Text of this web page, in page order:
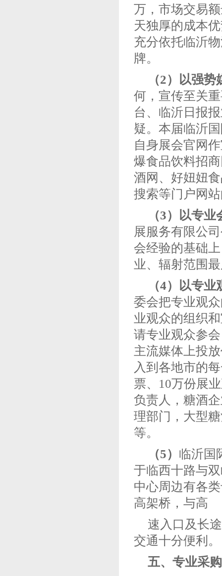
万，市场交易
天独厚的成本
充分依托临沂
牌。
（2）
以强势
何，宣传至关
台、临沂日报
疑。本届临沂
自身展会官网
爆食品饮料招
酒网、好妞妞
搜索等门户网
（3）
以专业
展服务有限公
会经验的基础
业、辐射范围
（4）
以专业
委会把专业观
业观众的组织
请专业观众参
主流媒体上投
入到各地市的
票、10万份展
负责人，糖酒
理部门，大型
等。
（5） 临沂国
于临西十路与
中心周边有各
高架桥，与高
速入口及长
交通十分便利。
五、专业采